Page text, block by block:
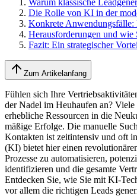
Die Rolle von KI in der
Konkrete
Herausforderungen und wie
Fazit: Ein strategischer
Zum Artikelanfang
Fühlen sich Ihre
der Nadel im Heuhaufen an?
erhebliche Ressourcen in die
mäßige Erfolge. Die manuelle
Kontakten ist zeitintensiv und oft
(KI) bietet hier einen
Prozesse zu automatisieren,
identifizieren und die gesamte
Entdecken Sie, wie Sie mit KI-
vor allem die richtigen Leads